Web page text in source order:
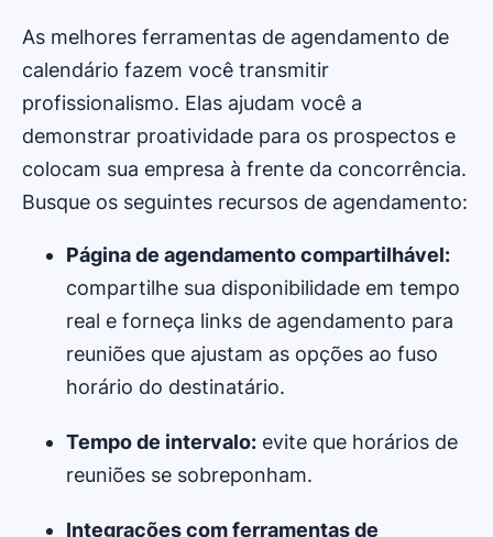
As melhores ferramentas de agendamento de
calendário fazem você transmitir
profissionalismo. Elas ajudam você a
demonstrar proatividade para os prospectos e
colocam sua empresa à frente da concorrência.
Busque os seguintes recursos de agendamento:
Página de agendamento compartilhável:
compartilhe sua disponibilidade em tempo
real e forneça links de agendamento para
reuniões que ajustam as opções ao fuso
horário do destinatário.
Tempo de intervalo: evite que horários de
reuniões se sobreponham.
Integrações com ferramentas de